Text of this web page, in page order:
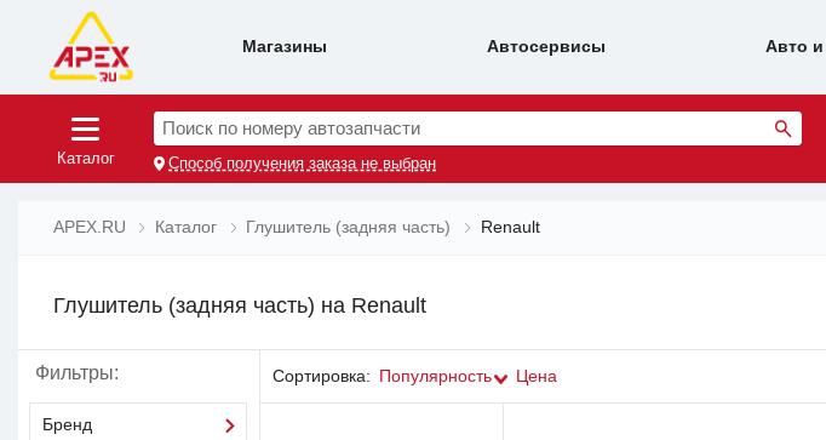
Магазины Автосервисы Авто и
Каталог
Поиск по номеру автозапчасти
Способ получения заказа не выбран
APEX.RU Каталог Глушитель (задняя часть) Renault
Глушитель (задняя часть) на Renault
Фильтры:
Бренд
Сортировка: Популярность Цена